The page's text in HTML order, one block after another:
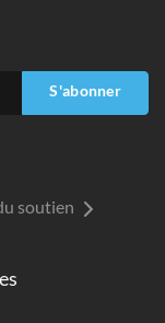
S'abonner
soutien